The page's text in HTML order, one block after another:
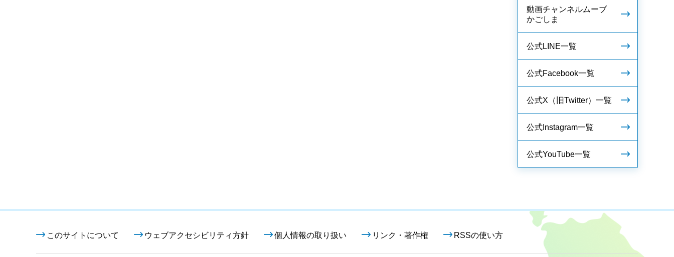
動画チャンネルムーブ
かごしま
公式LINE一覧
公式Facebook一覧
公式X（旧Twitter）一覧
公式Instagram一覧
公式YouTube一覧
このサイトについて ウェブアクセシビリティ方針 個人情報の取り扱い リンク・著作権 RSSの使い方